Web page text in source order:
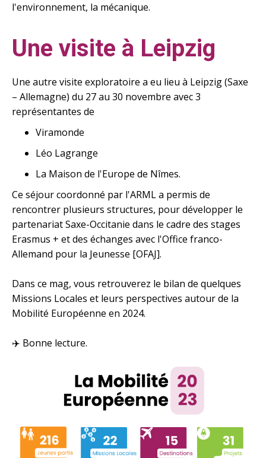
l'environnement, la mécanique.
Une visite à Leipzig
Une autre visite exploratoire a eu lieu à Leipzig (Saxe
– Allemagne) du 27 au 30 novembre avec 3
représentantes de
Viramonde
Léo Lagrange
La Maison de l'Europe de Nîmes.
Ce séjour coordonné par l'ARML a permis de
rencontrer plusieurs structures, pour développer le
partenariat Saxe-Occitanie dans le cadre des stages
Erasmus + et des échanges avec l'Office franco-
Allemand pour la Jeunesse [OFAJ].
Dans ce mag, vous retrouverez le bilan de quelques
Missions Locales et leurs perspectives autour de la
Mobilité Européenne en 2024.
✈️ Bonne lecture.